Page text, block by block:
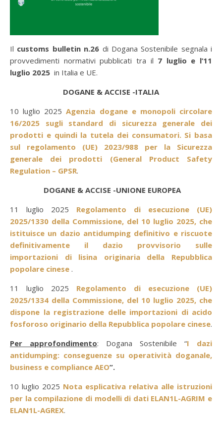
Il customs bulletin n.26 di Dogana Sostenibile segnala i
provvedimenti normativi pubblicati tra il 7 luglio e l’11
luglio 2025 in Italia e UE.
DOGANE & ACCISE -ITALIA
10 luglio 2025Agenzia dogane e monopoli circolare
16/2025 sugli standard di sicurezza generale dei
prodotti e quindi la tutela dei consumatori. Si basa
sul regolamento (UE) 2023/988 per la Sicurezza
generale dei prodotti (General Product Safety
Regulation – GPSR.
DOGANE & ACCISE -UNIONE EUROPEA
11 luglio 2025 Regolamento di esecuzione (UE)
2025/1330 della Commissione, del 10 luglio 2025, che
istituisce un dazio antidumping definitivo e riscuote
definitivamente il dazio provvisorio sulle
importazioni di lisina originaria della Repubblica
popolare cinese .
11 luglio 2025 Regolamento di esecuzione (UE)
2025/1334 della Commissione, del 10 luglio 2025, che
dispone la registrazione delle importazioni di acido
fosforoso originario della Repubblica popolare cinese.
Per approfondimento: Dogana Sostenibile “I dazi
antidumping: conseguenze su operatività doganale,
business e compliance AEO”.
10 luglio 2025 Nota esplicativa relativa alle istruzioni
per la compilazione di modelli di dati ELAN1L-AGRIM e
ELAN1L-AGREX.